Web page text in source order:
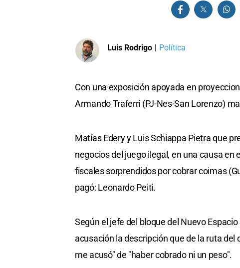
Luis Rodrigo | Política
Con una exposición apoyada en
Armando Traferri (PJ-Nes-San Lorenzo)
Matías Edery y Luis Schiappa Pietra que
negocios del juego ilegal, en una causa
fiscales sorprendidos por cobrar coimas
pagó: Leonardo Peiti.
Según el jefe del bloque del Nuevo
acusación la descripción que de la ruta
me acusó" de "haber cobrado ni un peso".